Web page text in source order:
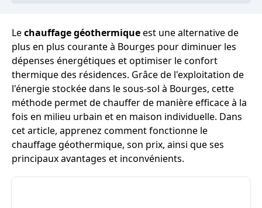
Lechauffage géothermiqueest une alternative de
plus en plus courante à Bourges pour diminuer les
dépenses énergétiques et optimiser le confort
thermique des résidences. Grâce de l'exploitation de
l'énergie stockée dans le sous-sol à Bourges, cette
méthode permet de chauffer de manière efficace à la
fois en milieu urbain et en maison individuelle. Dans
cet article, apprenez comment fonctionne le
chauffage géothermique, son prix, ainsi que ses
principaux avantages et inconvénients.